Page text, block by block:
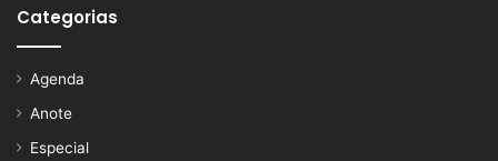
Categorias
Agenda
Anote
Especial